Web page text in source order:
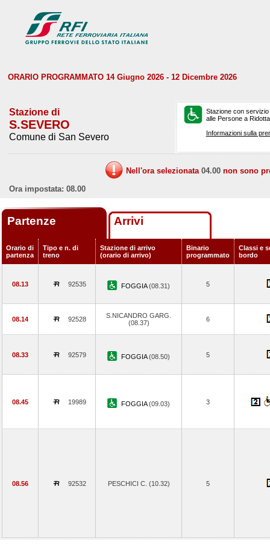
ORARIO PROGRAMMATO 14 Giugno 2026 - 12 Dicembre 2026
Stazione di
S.SEVERO
Comune di San Severo
Stazione con
alle Persone a
Informazioni sulla
Nell'ora selezionata 04.00 non sono
Ora impostata: 08.00
Partenze Arrivi
Orario di
partenza
Tipo e n. di
treno
Stazione di arrivo
(orario di arrivo)
Binario
programmato
Classi e
bordo
08.13 92535 FOGGIA(08.31) 5
08.14 92528
S.NICANDRO GARG.
(08.37)
6
08.33 92579 FOGGIA(08.50) 5
08.45 19989 FOGGIA(09.03) 3
08.56 92532 PESCHICI C. (10.32) 5